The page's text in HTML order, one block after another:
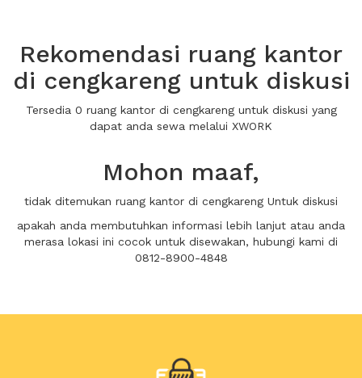
Rekomendasi ruang kantor
di cengkareng untuk diskusi
Tersedia 0 ruang kantor di cengkareng untuk diskusi yang
dapat anda sewa melalui XWORK
Mohon maaf,
tidak ditemukan ruang kantor di cengkareng Untuk diskusi
apakah anda membutuhkan informasi lebih lanjut atau anda
merasa lokasi ini cocok untuk disewakan, hubungi kami di
0812-8900-4848